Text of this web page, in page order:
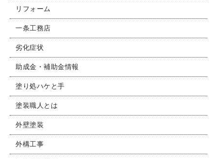
リフォーム
一条工務店
劣化症状
助成金・補助金情報
塗り処ハケと手
塗装職人とは
外壁塗装
外構工事